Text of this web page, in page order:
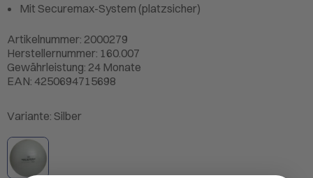
Mit Securemax-System (platzsicher)
Artikelnummer: 2000279
Herstellernummer: 160.007
Gewährleistung: 24 Monate
EAN: 4250694715698
Variante: Silber